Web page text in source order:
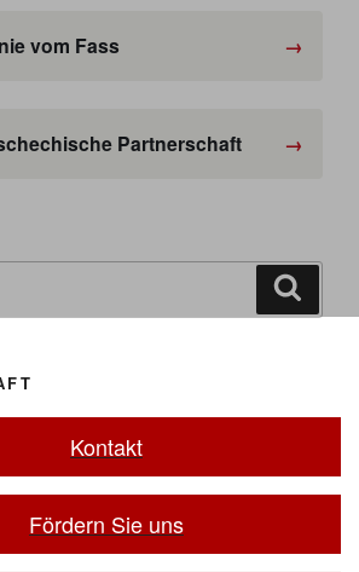
vom Fass
Partnerschaft
Kontakt
Fördern Sie uns